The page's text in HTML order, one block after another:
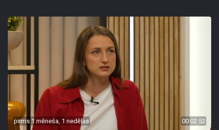
pirms 1 mēneša, 1 nedēļas 00:02:52